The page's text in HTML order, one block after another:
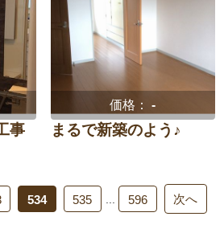
事
価格：-
まるで新築のよう♪
534 535 596 次へ